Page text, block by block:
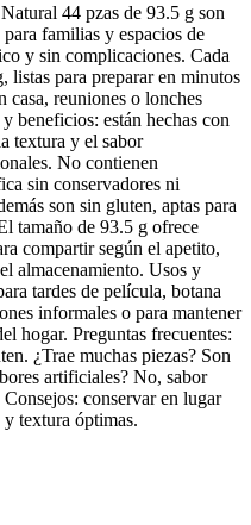
44 pzas de 93.5 g son
familias y espacios de
y sin complicaciones. Cada
listas para preparar en minutos
casa, reuniones o lonches
beneficios: están hechas con
textura y el sabor
No contienen
sin conservadores ni
son sin gluten, aptas para
tamaño de 93.5 g ofrece
compartir según el apetito,
almacenamiento. Usos y
tardes de película, botana
informales o para mantener
hogar. Preguntas frecuentes:
¿Trae muchas piezas? Son
artificiales? No, sabor
conservar en lugar
y textura óptimas.